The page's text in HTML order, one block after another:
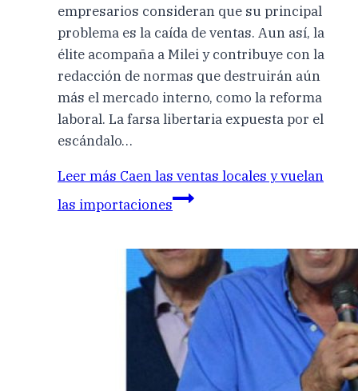
empresarios consideran que su principal
problema es la caída de ventas. Aun así, la
élite acompaña a Milei y contribuye con la
redacción de normas que destruirán aún
más el mercado interno, como la reforma
laboral. La farsa libertaria expuesta por el
escándalo…
Leer más Caen las ventas locales y vuelan
las importaciones